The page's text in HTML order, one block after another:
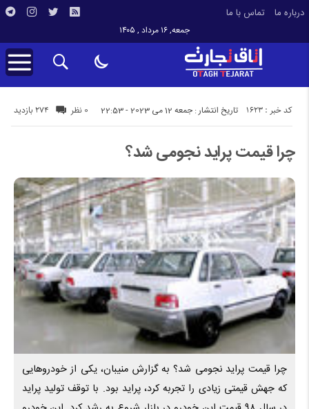
درباره ما تماس با ما
جمعه, ۱۶ مرداد , ۱۴۰۵
تاریخ انتشار : جمعه 12 می 2023 - 22:53 274 بازدید کد خبر : 1623 0 نظر
چرا قیمت پراید نجومی شد؟
چرا قیمت پراید نجومی شد؟ به گزارش منیبان، یکی از خودروهایی
که جهش قیمتی زیادی را تجربه کرد، پراید بود. با توقف تولید پراید